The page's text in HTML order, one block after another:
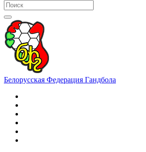
Белорусская Федерация Гандбола